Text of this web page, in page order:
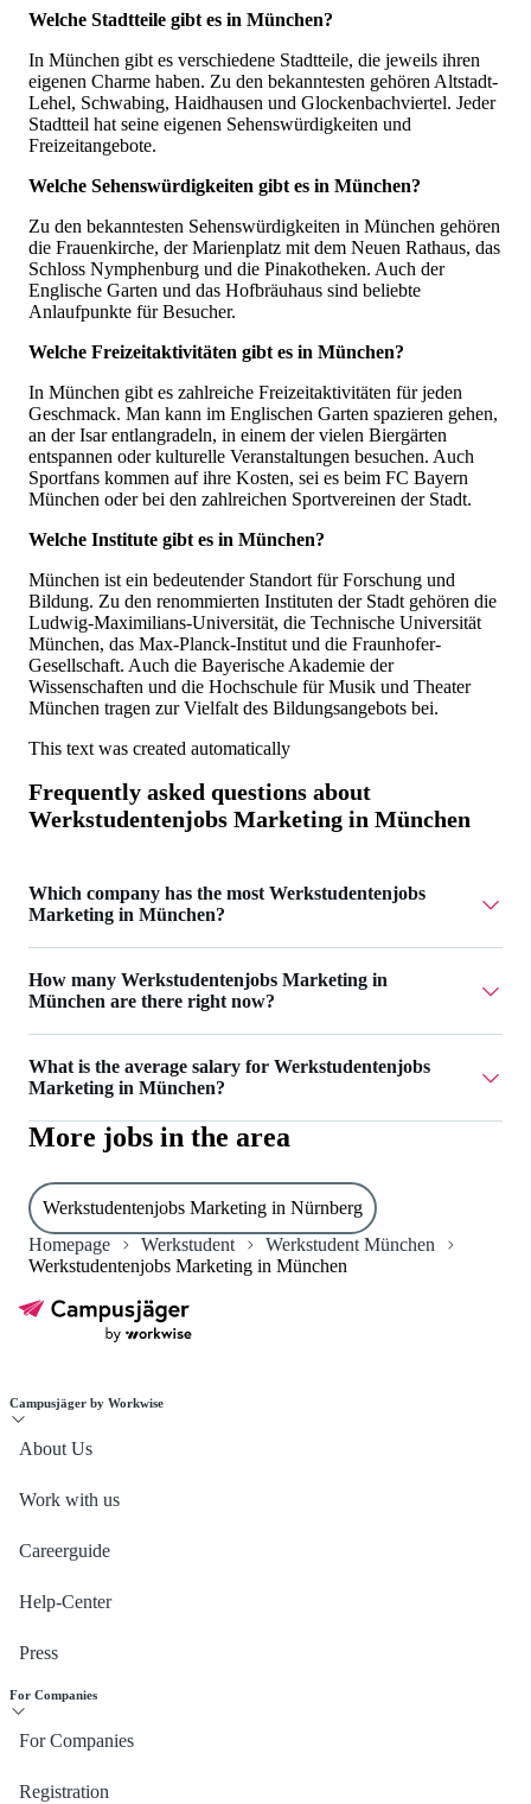
Welche Stadtteile gibt es in München?
In München gibt es verschiedene Stadtteile, die jeweils ihren
eigenen Charme haben. Zu den bekanntesten gehören Altstadt-
Lehel, Schwabing, Haidhausen und Glockenbachviertel. Jeder
Stadtteil hat seine eigenen Sehenswürdigkeiten und
Freizeitangebote.
Welche Sehenswürdigkeiten gibt es in München?
Zu den bekanntesten Sehenswürdigkeiten in München gehören
die Frauenkirche, der Marienplatz mit dem Neuen Rathaus, das
Schloss Nymphenburg und die Pinakotheken. Auch der
Englische Garten und das Hofbräuhaus sind beliebte
Anlaufpunkte für Besucher.
Welche Freizeitaktivitäten gibt es in München?
In München gibt es zahlreiche Freizeitaktivitäten für jeden
Geschmack. Man kann im Englischen Garten spazieren gehen,
an der Isar entlangradeln, in einem der vielen Biergärten
entspannen oder kulturelle Veranstaltungen besuchen. Auch
Sportfans kommen auf ihre Kosten, sei es beim FC Bayern
München oder bei den zahlreichen Sportvereinen der Stadt.
Welche Institute gibt es in München?
München ist ein bedeutender Standort für Forschung und
Bildung. Zu den renommierten Instituten der Stadt gehören die
Ludwig-Maximilians-Universität, die Technische Universität
München, das Max-Planck-Institut und die Fraunhofer-
Gesellschaft. Auch die Bayerische Akademie der
Wissenschaften und die Hochschule für Musik und Theater
München tragen zur Vielfalt des Bildungsangebots bei.
This text was created automatically
Frequently asked questions about
Werkstudentenjobs Marketing in München
Which company has the most Werkstudentenjobs
Marketing in München?
Marketing in München.
How many Werkstudentenjobs Marketing in
München are there right now?
München.
What is the average salary for Werkstudentenjobs
Marketing in München?
The average salary for Werkstudentenjobs Marketing in
More jobs in the area
Werkstudentenjobs Marketing in Nürnberg
Homepage
Werkstudent
Werkstudent München
Werkstudentenjobs Marketing in München
Campusjäger by Workwise
About Us
Work with us
Careerguide
Help-Center
Press
For Companies
For Companies
Registration